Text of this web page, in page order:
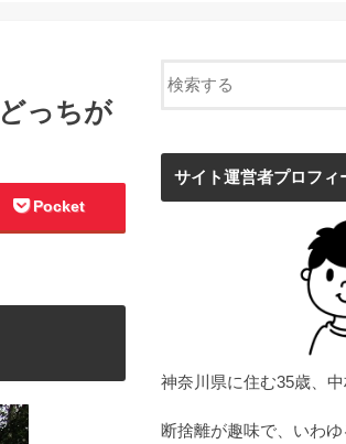
っちが
Pocket
サイト運営者プロフィ
神奈川県に住む35歳、中
断捨離が趣味で、いわゆ